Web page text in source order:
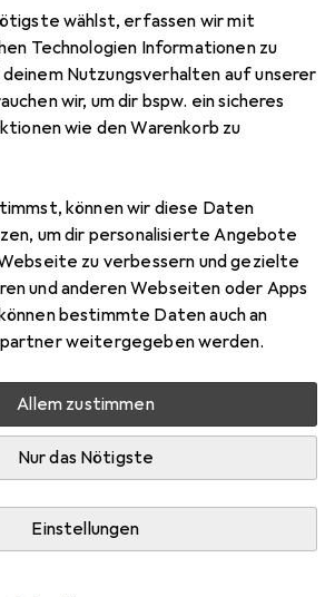
wählst, erfassen wir mit
Technologien Informationen zu
Nutzungsverhalten auf unserer
wir, um dir bspw. ein sicheres
wie den Warenkorb zu
können wir diese Daten
um dir personalisierte Angebote
zu verbessern und gezielte
und anderen Webseiten oder Apps
bestimmte Daten auch an
weitergegeben werden.
Allem zustimmen
Nur das Nötigste
Einstellungen
EUR
29,99
PaulmannSimpLED Stripe Set
RGB, Violett, 500 cm, Indoor
Paulmann SimpLED
+1
gekauft
Zeiten prompte Lieferung